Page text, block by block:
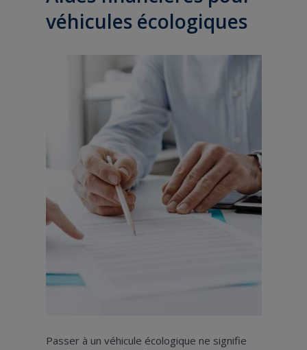
véhicules écologiques
Passer à un véhicule écologique ne signifie